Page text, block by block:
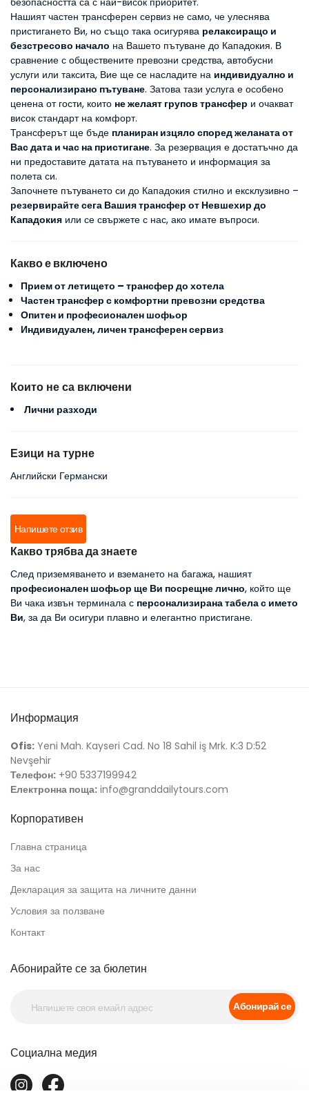
Нашият частен трансферен сервиз не само, че улеснява
пристигането Ви, но също така осигурява релаксиращо и
безстресово начало на Вашето пътуване до Кападокия. В
сравнение с обществените превозни средства, автобусни
услуги или таксита, Вие ще се насладите на индивидуално и
персонализирано пътуване. Затова тази услуга е особено
ценена от гости, които не желаят групов трансфер и очакват
висок стандарт на комфорт.
Трансферът ще бъде планиран изцяло според желаната от
Вас дата и час на пристигане. За резервация е достатъчно да
ни предоставите датата на пътуването и информация за
полета си.
резервирайте сега Вашия трансфер от Невшехир до
Кападокия или се свържете с нас, ако имате въпроси.
Какво е включено
Прием от летището – трансфер до хотела
Частен трансфер с комфортни превозни средства
Опитен и професионален шофьор
Индивидуален, личен трансферен сервиз
Които не са включени
Лични разходи
Езици на турне
Английски Германски
Напишете отзив
Какво трябва да знаете
След приземяването и вземането на багажа, нашият
професионален шофьор ще Ви посрещне лично, който ще
Ви чака извън терминала с персонализирана табела с името
Ви, за да Ви осигури плавно и елегантно пристигане.
Информация
Ofis: Yeni Mah. Kayseri Cad. No 18 Sahil iş Mrk. K:3 D:52
Nevşehir
Телефон: +90 5337199942
Електронна поща: info@granddailytours.com
Корпоративен
Главна страница
За нас
Декларация за защита на личните данни
Условия за ползване
Контакт
Абонирайте се за бюлетин
Абонирай се
Социална медия